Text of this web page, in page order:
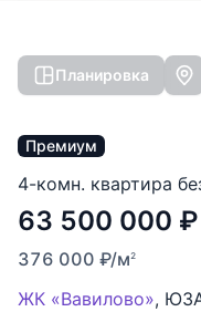
Планировка
Премиум
4-комн. квартира
63 500 000 ₽
376 000 ₽/м2
ЖК «Вавилово»,